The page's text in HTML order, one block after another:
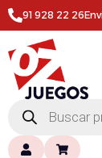
91 928 22 26